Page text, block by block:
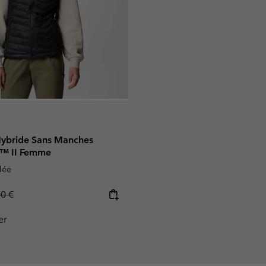
Sans Manches
II Femme
price:
€